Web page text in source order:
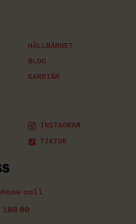
HÅLLBARHET
BLOG
KARRIÄR
INSTAGRAM
TIKTOK
call
108 00